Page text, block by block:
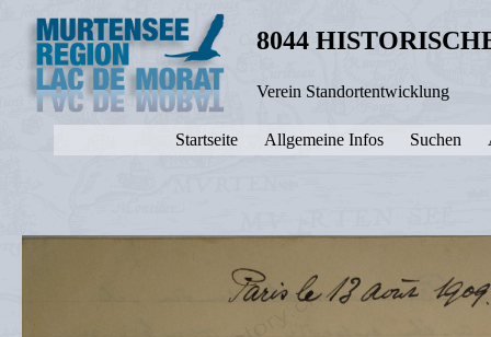
8044
Verein Standortentwicklung
Startseite Allgemeine Infos Suchen